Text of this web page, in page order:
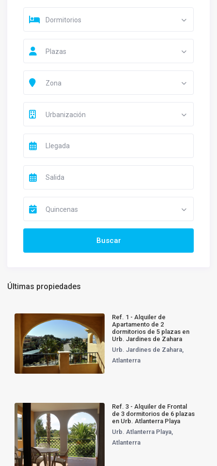
Dormitorios
Plazas
Zona
Urbanización
Quincenas
Últimas propiedades
Ref. 1 - Alquiler de
Apartamento de 2
dormitorios de 5 plazas en
Urb. Jardines de Zahara
Urb. Jardines de Zahara,
Atlanterra
Ref. 3 - Alquiler de Frontal
de 3 dormitorios de 6 plazas
en Urb. Atlanterra Playa
Urb. Atlanterra Playa
Atlanterra